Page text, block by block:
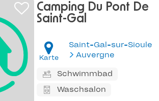
Camping Du Pont De
Saint-Gal
Karte
Saint-Gal-sur-Sioule
Auvergne
Schwimmbad
Waschsalon